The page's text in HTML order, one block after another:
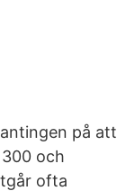
på att
och
ofta